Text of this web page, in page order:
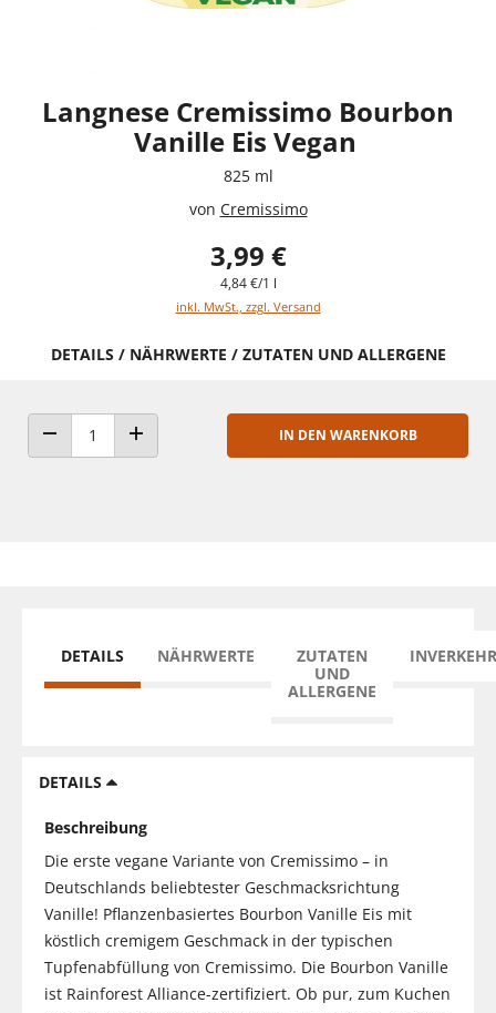
Langnese Cremissimo Bourbon
Vanille Eis Vegan
825 ml
von Cremissimo
3,99 €
4,84 €/1 l
inkl. MwSt., zzgl. Versand
DETAILS / NÄHRWERTE / ZUTATEN UND ALLERGENE
ANZAHL VERRINGERNANZAHL ERHÖHEN
IN DEN WARENKORB
DETAILS NÄHRWERTE
ZUTATEN
UND
ALLERGENE
DETAILS
Beschreibung
Die erste vegane Variante von Cremissimo – in
Deutschlands beliebtester Geschmacksrichtung
Vanille! Pflanzenbasiertes Bourbon Vanille Eis mit
köstlich cremigem Geschmack in der typischen
Tupfenabfüllung von Cremissimo. Die Bourbon Vanille
ist Rainforest Alliance-zertifiziert. Ob pur, zum Kuchen